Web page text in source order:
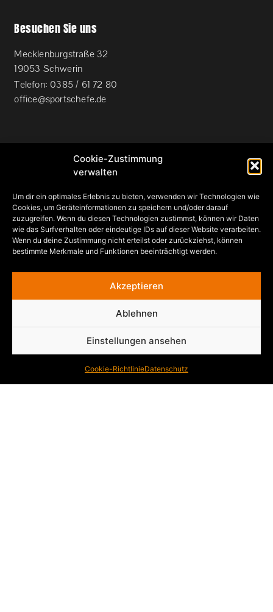
Cookie-Zustimmung
verwalten
Um dir ein optimales Erlebnis zu bieten, verwenden wir Technologien wie
Cookies, um Geräteinformationen zu speichern und/oder darauf
zuzugreifen. Wenn du diesen Technologien zustimmst, können wir Daten
wie das Surfverhalten oder eindeutige IDs auf dieser Website verarbeiten.
Wenn du deine Zustimmung nicht erteilst oder zurückziehst, können
bestimmte Merkmale und Funktionen beeinträchtigt werden.
Akzeptieren
Ablehnen
Einstellungen ansehen
Cookie-RichtlinieDatenschutz
Besuchen Sie uns
Mecklenburgstraße 32
19053 Schwerin
Telefon: 0385 / 61 72 80
office@sportschefe.de
Bitte vereinbaren Sie einen Beratungstermin
Mobil: 0172 / 31 47 645
Telefon: 0385 / 61 72 80
E-Mail: office@sportschefe.de